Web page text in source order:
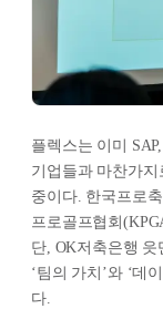
플렉스는 이미
기업들과 마찬가지
중이다. 한국프로
프로골프협회
단, OK저축은행
‘팀의 가치’와 ‘데
다.